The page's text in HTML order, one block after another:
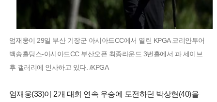
엄재웅이 29일 부산 기장군 아시아드CC에서 열린 KPGA 코리안투어
백송홀딩스-아시아드CC 부산오픈 최종라운드 3번홀에서 파 세이브
후 갤러리에 인사하고 있다. /KPGA
엄재웅(33)이 2개 대회 연속 우승에 도전하던 박상현(40)을